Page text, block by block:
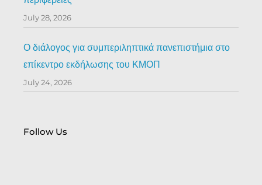
July 28, 2026
Ο διάλογος για συμπεριληπτικά πανεπιστήμια στο
επίκεντρο εκδήλωσης του ΚΜΟΠ
July 24, 2026
Follow Us